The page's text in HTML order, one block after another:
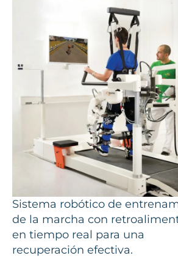
Sistema robótico de
de la marcha con
en tiempo real para una
recuperación efectiva.